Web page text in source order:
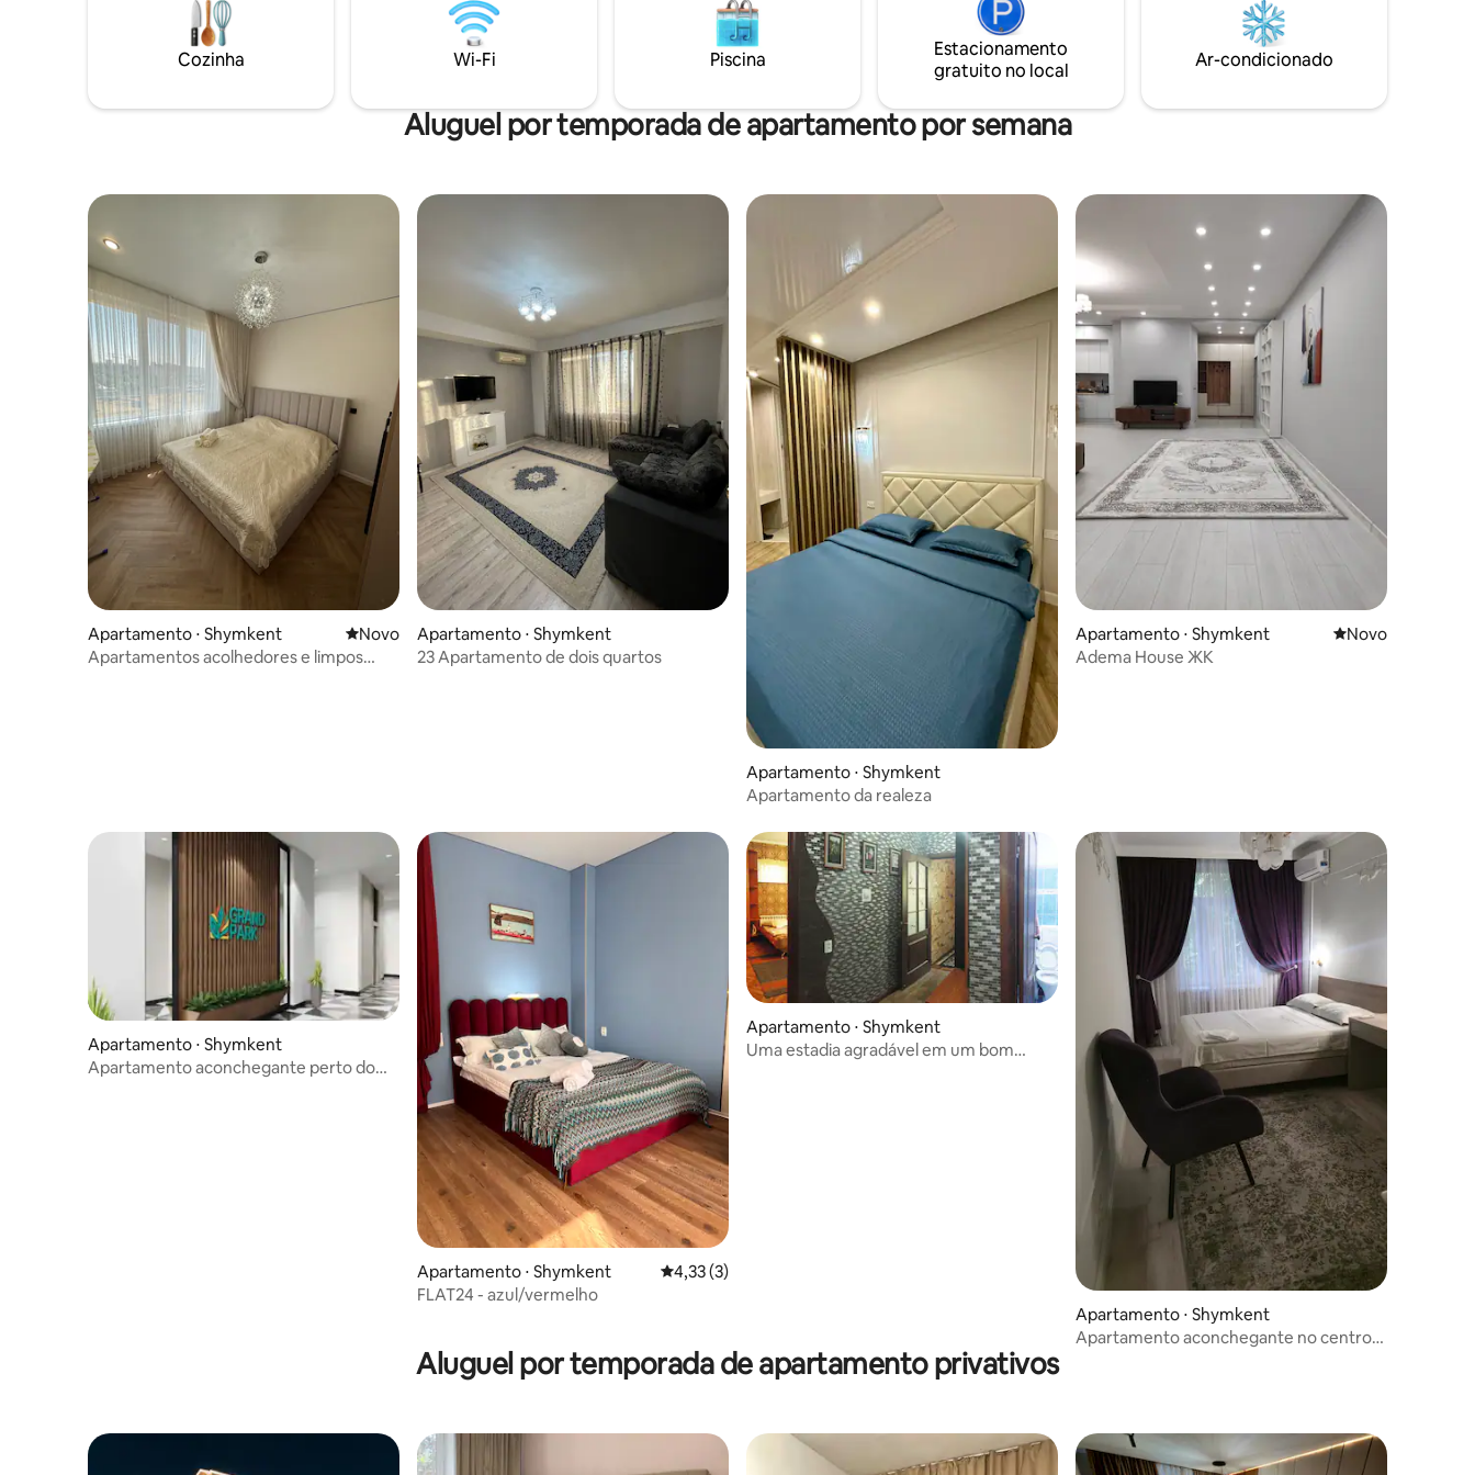
por reformas, pois este Complexo
Residencial é novo, os vizinhos ainda não
terminaram o trabalho, por isso pode
haver muito barulho durante a estadia
apartamento 😍✨
мебель, посуда для приготовления и
принятия пищи.
Cozinha Wi-Fi Piscina
Estacionamento
gratuito no local
Ar-condicionado
Aluguel por temporada de apartamento por semana
Apartamento ⋅ Shymkent Novo lugar para ficar
Novo
Apartamentos acolhedores e limpos
Apartamento ⋅ Shymkent
23 Apartamento de dois quartos
Apartamento ⋅ Shymkent
Apartamento da realeza
Apartamento ⋅ Shymkent Novo lugar para
Novo
Adema House ЖК
Apartamento ⋅ Shymkent
Apartamento aconchegante perto do
Apartamento ⋅ Shymkent 4,33 de uma avaliação média de 5, 3 avaliações
4,33 (3)
FLAT24 - azul/vermelho
Apartamento ⋅ Shymkent
Uma estadia agradável em um bom
Apartamento ⋅ Shymkent
Apartamento aconchegante no centro
Aluguel por temporada de apartamento privativos